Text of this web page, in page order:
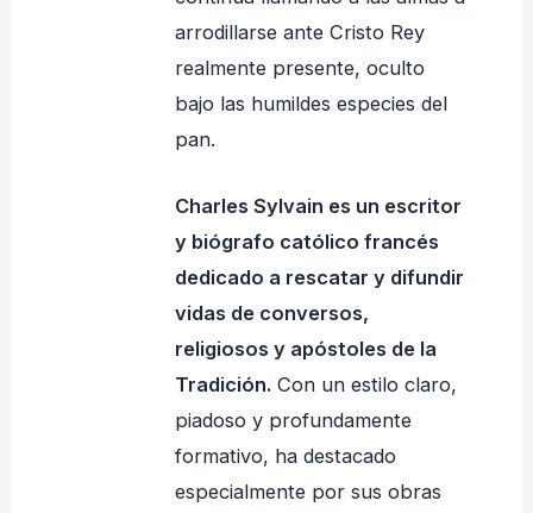
arrodillarse ante Cristo Rey
realmente presente, oculto
bajo las humildes especies del
pan.
Charles Sylvain es un escritor
y biógrafo católico francés
dedicado a rescatar y difundir
vidas de conversos,
religiosos y apóstoles de la
Tradición. Con un estilo claro,
piadoso y profundamente
formativo, ha destacado
especialmente por sus obras